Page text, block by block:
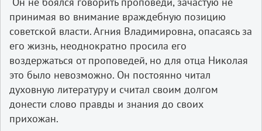
принимая во внимание враждебную позицию
советской власти. Агния Владимировна, опасаясь за
его жизнь, неоднократно просила его
воздержаться от проповедей, но для отца Николая
это было невозможно. Он постоянно читал
духовную литературу и считал своим долгом
донести слово правды и знания до своих
прихожан.